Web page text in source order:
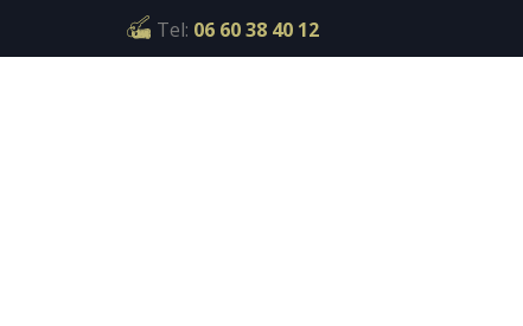
Tel: 06 60 38 40 12
Cookies management panel